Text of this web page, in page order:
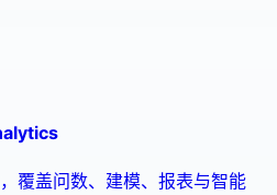
覆盖问数、建模、报表与智能